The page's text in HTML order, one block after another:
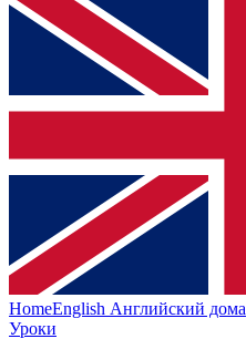
HomeEnglish Английский дома
Уроки